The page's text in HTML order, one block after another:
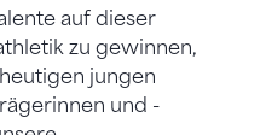
auf dieser
zu gewinnen,
jungen
und -